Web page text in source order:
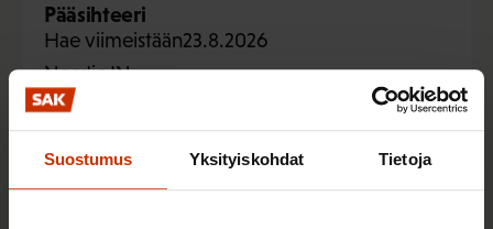
Suostumus Yksityiskohdat Tietoja
Pääsihteeri
Hae viimeistään23.8.2026
Nordic IN
Lisätietoja